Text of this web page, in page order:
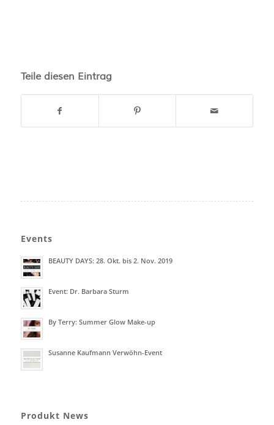
Teile diesen Eintrag
Events
BEAUTY DAYS: 28. Okt. bis 2. Nov. 2019
Event: Dr. Barbara Sturm
By Terry: Summer Glow Make-up
Susanne Kaufmann Verwöhn-Event
Produkt News